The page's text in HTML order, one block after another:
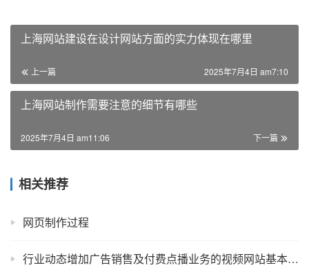
上海网站建设在设计网站方面的实力体现在哪里
上一篇 2025年7月4日 am7:10
上海网站制作需要注意的细节有哪些
下一篇
2025年7月4日 am11:06
相关推荐
网页制作过程
行业动态增加广告销售及付费点播业务的视频网站基本盈利措施